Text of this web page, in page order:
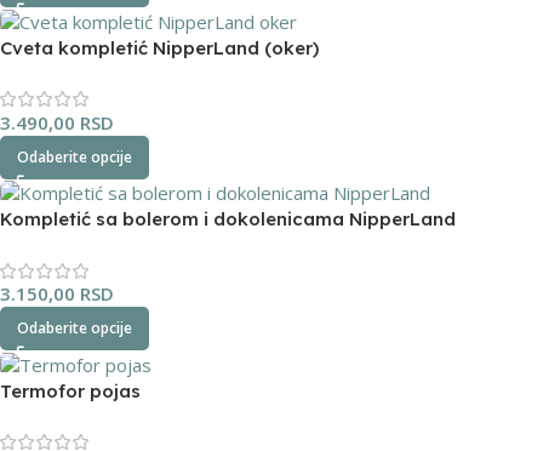
Cveta kompletić NipperLand (oker)
3.490,00 RSD
Odaberite opcije
Kompletić sa bolerom i dokolenicama NipperLand
3.150,00 RSD
Odaberite opcije
Termofor pojas